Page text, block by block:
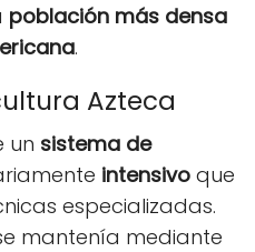
población más densa
.
Azteca
un sistema de
intensivo que
especializadas.
mantenía mediante